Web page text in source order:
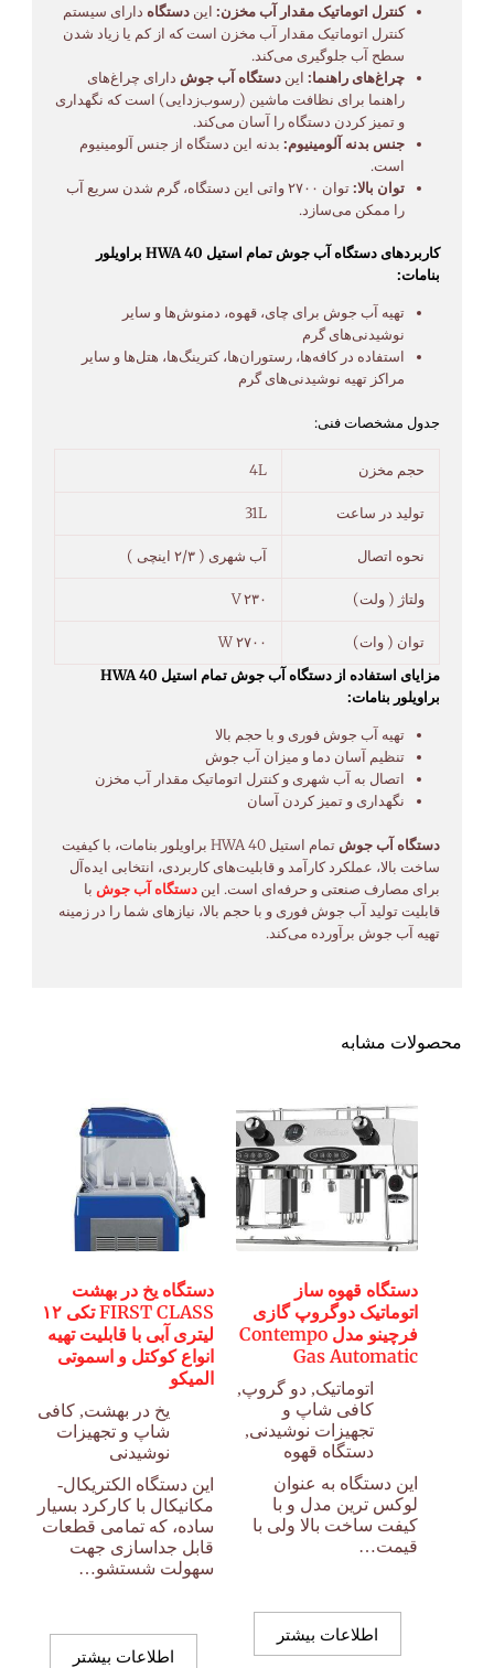
کنترل اتوماتیک مقدار آب مخزن: ایندستگاه دارای سیستم
کنترل اتوماتیک مقدار آب مخزن است که از کم یا زیاد شدن
سطح آب جلوگیری می‌کند.
چراغ‌های راهنما: ایندستگاه آب جوش دارای چراغ‌های
راهنما برای نظافت ماشین (رسوب‌زدایی) است که نگهداری
و تمیز کردن دستگاه را آسان می‌کند.
جنس بدنه آلومینیوم: بدنه این دستگاه از جنس آلومینیوم
است.
توان بالا:
توان ۲۷۰۰ واتی این دستگاه، گرم شدن سریع آب
را ممکن می‌سازد.
کاربردهای دستگاه آب جوش تمام استیل HWA 40 براویلور
بنامات:
تهیه آب جوش برای چای، قهوه، دمنوش‌ها و سایر
نوشیدنی‌های گرم
استفاده در کافه‌ها، رستوران‌ها، کترینگ‌ها، هتل‌ها و سایر
مراکز تهیه نوشیدنی‌های گرم
جدول مشخصات فنی:
حجم مخزن 4L
تولید در ساعت 31L
نحوه اتصال آب شهری ( ۲/۳ اینچی )
ولتاژ ( ولت) ۲۳۰ V
توان ( وات)
۲۷۰۰ W
مزایای استفاده از دستگاه آب جوش تمام استیل HWA 40
براویلور بنامات:
تهیه آب جوش فوری و با حجم بالا
تنظیم آسان دما و میزان آب جوش
اتصال به آب شهری و کنترل اتوماتیک مقدار آب مخزن
نگهداری و تمیز کردن آسان
دستگاه آب جوش
تمام استیل HWA 40 براویلور بنامات، با کیفیت
ساخت بالا، عملکرد کارآمد و قابلیت‌های کاربردی، انتخابی ایده‌آل
برای مصارف صنعتی و حرفه‌ای است. این دستگاه آب جوش با
قابلیت تولید آب جوش فوری و با حجم بالا، نیازهای شما را در زمینه
تهیه آب جوش برآورده می‌کند.
محصولات مشابه
دستگاه قهوه ساز
اتوماتیک دوگروپ گازی
فرچینو مدل Contempo
Gas Automatic
اتوماتیک, دو گروپ,
کافی شاپ و
تجهیزات نوشیدنی,
دستگاه قهوه
این دستگاه به عنوان
لوکس ترین مدل و با
کیفت ساخت بالا ولی با
قیمت…
اطلاعات بیشتر
دستگاه یخ در بهشت
FIRST CLASS تکی ۱۲
لیتری آبی با قابلیت تهیه
انواع کوکتل و اسموتی
المیکو
یخ در بهشت, کافی
شاپ و تجهیزات
نوشیدنی
این دستگاه الکتریکال-
مکانیکال با کارکرد بسیار
ساده، که تمامی قطعات
قابل جداسازی جهت
سهولت شستشو…
اطلاعات بیشتر